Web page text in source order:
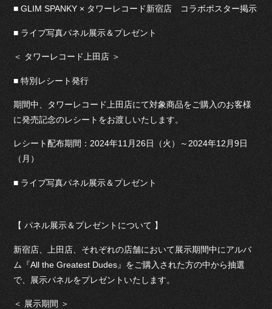
■ GLIM SPANKY × タワーレコード新宿店 コラボポスター掲示
■ ライブ写真パネル展示＆プレゼント
＜ タワーレコード上田店 ＞
■ 特別レシート発行
期間中、タワーレコード上田店にて対象商品をご購入のお客様
に発売記念のレシートをお渡しいたします。
レシート配布期間：2024年11月26日（火）～2024年12月9日
（月）
■ ライブ写真パネル展示＆プレゼント
【 パネル展示＆プレゼントについて 】
新宿店、上田店、それぞれの店舗において展示期間中にアルバ
ム『All the Greatest Dudes』をご購入された方の中から抽選
で、展示パネルをプレゼントいたします。
＜ 展示期間 ＞